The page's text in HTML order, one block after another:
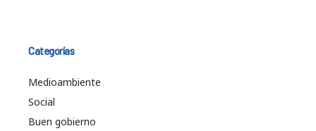
Categorías
Medioambiente
Social
Buen gobierno